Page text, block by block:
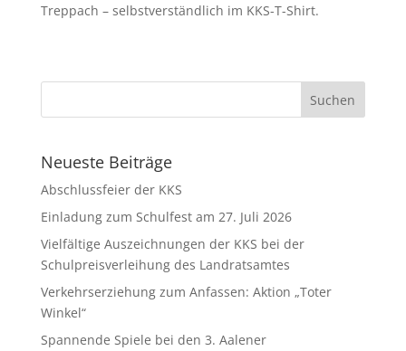
Treppach – selbstverständlich im KKS-T-Shirt.
Neueste Beiträge
Abschlussfeier der KKS
Einladung zum Schulfest am 27. Juli 2026
Vielfältige Auszeichnungen der KKS bei der
Schulpreisverleihung des Landratsamtes
Verkehrserziehung zum Anfassen: Aktion „Toter
Winkel“
Spannende Spiele bei den 3. Aalener